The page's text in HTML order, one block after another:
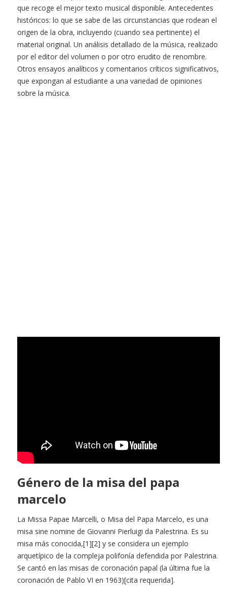
que recoge el mejor texto musical disponible. Antecedentes
históricos: lo que se sabe de las circunstancias que rodean el
origen de la obra, incluyendo (cuando sea pertinente) el
material original. Un análisis detallado de la música, realizado
por el editor del volumen o por otro erudito de renombre.
Otros ensayos analíticos y comentarios críticos significativos,
que expongan al estudiante a una variedad de opiniones
sobre la música.
Género de la misa del papa
marcelo
La Missa Papae Marcelli, o Misa del Papa Marcelo, es una
misa sine nomine de Giovanni Pierluigi da Palestrina. Es su
misa más conocida,[1][2] y se considera un ejemplo
arquetípico de la compleja polifonía defendida por Palestrina.
Se cantó en las misas de coronación papal (la última fue la
coronación de Pablo VI en 1963)[cita requerida].